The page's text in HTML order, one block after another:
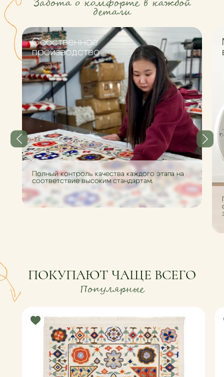
Забота о комфорте в каждой
детали
Cобственное
производство
Полный контроль качества каждого этапа на
соответствие высоким стандартам.
Популярные
ПОКУПАЮТ ЧАЩЕ ВСЕГО